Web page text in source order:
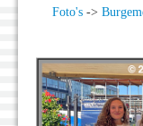
Foto's->